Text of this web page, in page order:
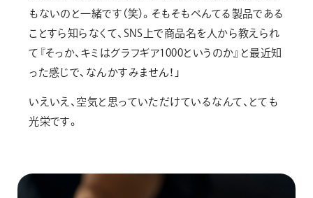
もないのと一緒です（笑）。そもそもぺんてる製品である
ことすら知らなくて、SNS上で商品名を人から教えられ
て『そっか、キミはグラフギア1000というのか』と最近知
った感じで、なんかすみません！」
いえいえ、空気と思っていただけているなんて、とても
光栄です。